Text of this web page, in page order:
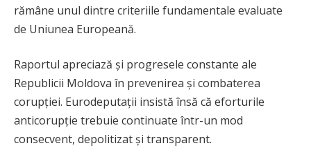
rămâne unul dintre criteriile fundamentale evaluate
de Uniunea Europeană.
Raportul apreciază și progresele constante ale
Republicii Moldova în prevenirea și combaterea
corupției. Eurodeputații insistă însă că eforturile
anticorupție trebuie continuate într-un mod
consecvent, depolitizat și transparent.